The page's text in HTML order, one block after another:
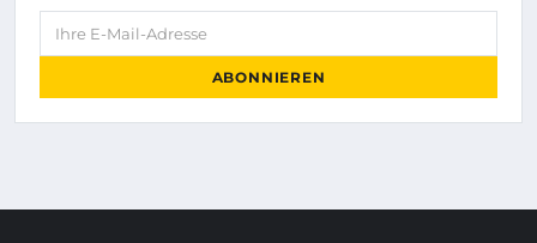
Ihre E-Mail-Adresse
ABONNIEREN